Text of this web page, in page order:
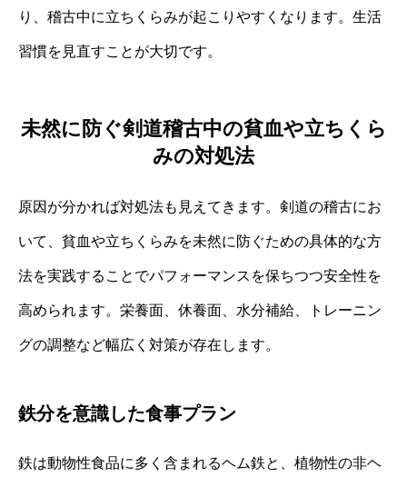
り、稽古中に立ちくらみが起こりやすくなります。生活
習慣を見直すことが大切です。
未然に防ぐ剣道稽古中の貧血や立ちくら
みの対処法
原因が分かれば対処法も見えてきます。剣道の稽古にお
いて、貧血や立ちくらみを未然に防ぐための具体的な方
法を実践することでパフォーマンスを保ちつつ安全性を
高められます。栄養面、休養面、水分補給、トレーニン
グの調整など幅広く対策が存在します。
鉄分を意識した食事プラン
鉄は動物性食品に多く含まれるヘム鉄と、植物性の非ヘ